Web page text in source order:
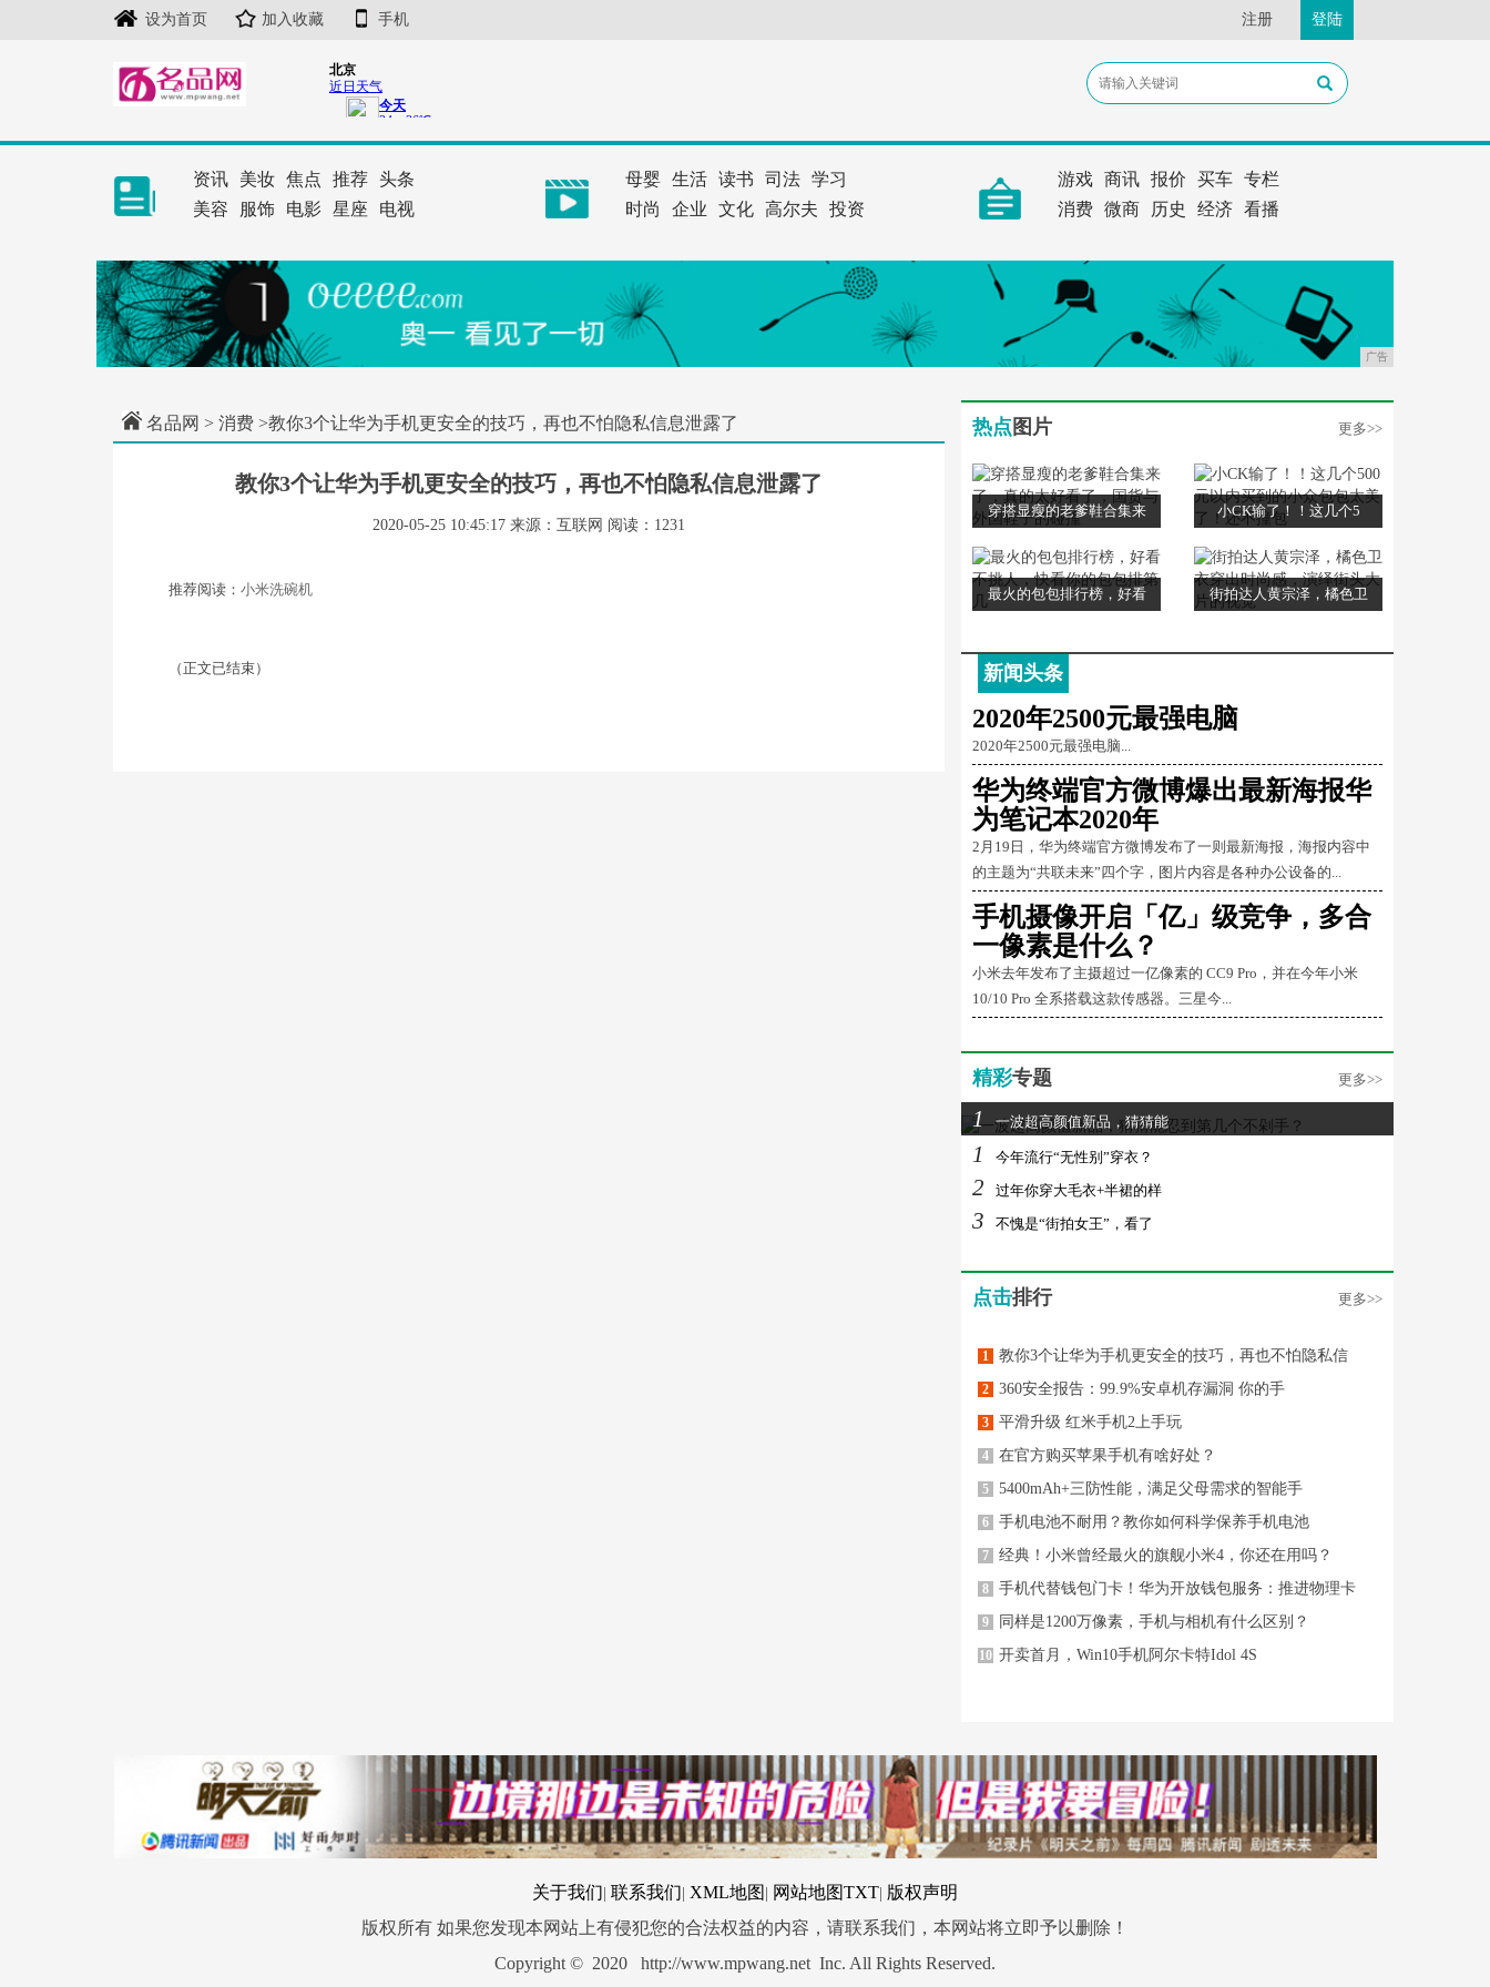
设为首页 加入收藏 手机 注册 登陆
资讯 美妆 焦点 推荐 头条
美容
服饰 电影 星座 电视
母婴 生活 读书 司法 学习
时尚
企业 文化 高尔夫 投资
游戏 商讯 报价 买车 专栏
消费 微商 历史 经济 看播
广告
名品网 > 消费 >教你3个让华为手机更安全的技巧，再也不怕隐私信息泄露了
教你3个让华为手机更安全的技巧，再也不怕隐私信息泄露了
2020-05-25 10:45:17 来源：互联网 阅读：1231
推荐阅读： 小米洗碗机
（正文已结束）
热点 图片 更多>>
穿搭显瘦的老爹鞋合集来 小CK输了！！这几个5
最火的包包排行榜，好看 街拍达人黄宗泽，橘色卫
新闻头条
2020年2500元最强电脑
2020年2500元最强电脑...
华为终端官方微博爆出最新海报华
为笔记本2020年
2月19日，华为终端官方微博发布了一则最新海报，海报内容中
的主题为“共联未来”四个字，图片内容是各种办公设备的...
手机摄像开启「亿」级竞争，多合
一像素是什么？
小米去年发布了主摄超过一亿像素的 CC9 Pro，并在今年小米
10/10 Pro 全系搭载这款传感器。三星今...
精彩专题 更多>>
1 一波超高颜值新品，猜猜能
1 今年流行“无性别”穿衣？
2 过年你穿大毛衣+半裙的样
3 不愧是“街拍女王”，看了
点击排行 更多>>
1 教你3个让华为手机更安全的技巧，再也不怕隐私信
2 360安全报告：99.9%安卓机存漏洞 你的手
3 平滑升级 红米手机2上手玩
4 在官方购买苹果手机有啥好处？
5 5400mAh+三防性能，满足父母需求的智能手
6 手机电池不耐用？教你如何科学保养手机电池
7 经典！小米曾经最火的旗舰小米4，你还在用吗？
8 手机代替钱包门卡！华为开放钱包服务：推进物理卡
9 同样是1200万像素，手机与相机有什么区别？
10 开卖首月，Win10手机阿尔卡特Idol 4S
关于我们 联系我们 XML地图 网站地图TXT 版权声明
版权所有 如果您发现本网站上有侵犯您的合法权益的内容，请联系我们，本网站将立即予以删除！
Copyright © 2020 http://www.mpwang.net Inc. All Rights Reserved.